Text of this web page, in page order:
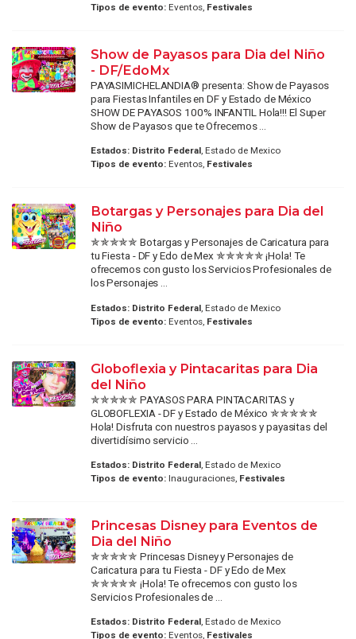
Tipos de evento:Eventos, Festivales
Show de Payasos para Dia del Niño
- DF/EdoMx
PAYASIMICHELANDIA® presenta: Show de Payasos
para Fiestas Infantiles en DF y Estado de México
SHOW DE PAYASOS 100% INFANTIL Hola!!! El Super
Show de Payasos que te Ofrecemos ...
Estados: Distrito Federal, Estado de Mexico
Tipos de evento:Eventos, Festivales
Botargas y Personajes para Dia del
Niño
✯✯✯✯✯ Botargas y Personajes de Caricatura para
tu Fiesta - DF y Edo de Mex ✯✯✯✯✯ ¡Hola! Te
ofrecemos con gusto los Servicios Profesionales de
los Personajes ...
Estados: Distrito Federal, Estado de Mexico
Tipos de evento:Eventos, Festivales
Globoflexia y Pintacaritas para Dia
del Niño
✯✯✯✯✯ PAYASOS PARA PINTACARITAS y
GLOBOFLEXIA - DF y Estado de México ✯✯✯✯✯
Hola! Disfruta con nuestros payasos y payasitas del
divertidísimo servicio ...
Estados: Distrito Federal, Estado de Mexico
Tipos de evento:Inauguraciones, Festivales
Princesas Disney para Eventos de
Dia del Niño
✯✯✯✯✯ Princesas Disney y Personajes de
Caricatura para tu Fiesta - DF y Edo de Mex
✯✯✯✯✯ ¡Hola! Te ofrecemos con gusto los
Servicios Profesionales de ...
Estados: Distrito Federal, Estado de Mexico
Tipos de evento:Eventos, Festivales